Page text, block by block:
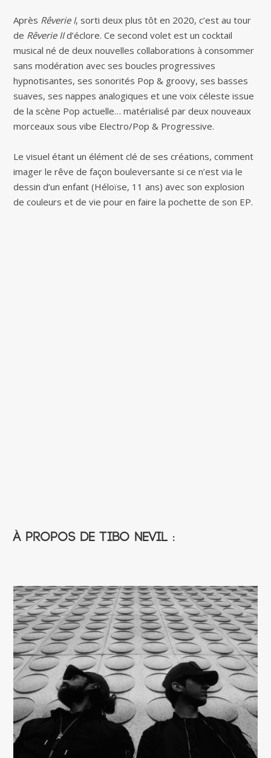
Après Rêverie I, sorti deux plus tôt en 2020, c’est au tour
de Rêverie IId’éclore. Ce second volet est un cocktail
musical né de deux nouvelles collaborations à consommer
sans modération avec ses boucles progressives
hypnotisantes, ses sonorités Pop & groovy, ses basses
suaves, ses nappes analogiques et une voix céleste issue
de la scène Pop actuelle… matérialisé par deux nouveaux
morceaux sous vibe Electro/Pop & Progressive.
Le visuel étant un élément clé de ses créations, comment
imager le rêve de façon bouleversante si ce n’est via le
dessin d’un enfant (Héloïse, 11 ans) avec son explosion
de couleurs et de vie pour en faire la pochette de son EP.
À propos de Tibo Nevil :